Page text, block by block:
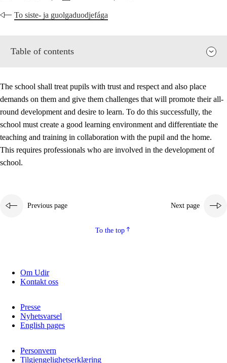
To siste- ja guolgaduodjefága
Table of contents
3.2 Teaching and differentiated instruction
3.3 Cooperation between home and school
3.4
On-the-job training in a training establishment and
3.5 Professional environment and school development
The school shall treat pupils with trust and respect and also place
demands on them and give them challenges that will promote their all-
round development and desire to learn. To do this successfully, the
school must create a good learning environment and differentiate the
teaching and training in collaboration with the pupil and the home.
This requires professionals who are involved in the development of
school.
Previous page Next page
To the top
Om Udir
Kontakt oss
Presse
Nyhetsvarsel
English pages
Personvern
Tilgjengelighetserklæring